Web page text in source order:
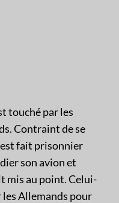
touché par les
Contraint de se
fait prisonnier
son avion et
mis au point. Celui-
Allemands pour